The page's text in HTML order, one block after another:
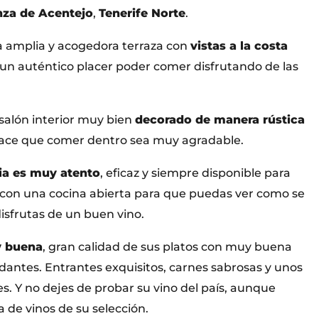
de Acentejo, Tenerife Norte.
y acogedora terraza con vistas a la costa
auténtico placer poder comer disfrutando de las
interior muy bien decorado de manera rústica
que comer dentro sea muy agradable.
es muy atento, eficaz y siempre disponible para
una cocina abierta para que puedas ver como se
de un buen vino.
buena, gran calidad de sus platos con muy buena
Entrantes exquisitos, carnes sabrosas y unos
Y no dejes de probar su vino del país, aunque
vinos de su selección.